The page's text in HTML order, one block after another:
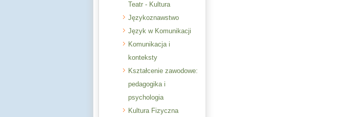
Teatr - Kultura
Językoznawstwo
Język w Komunikacji
Komunikacja i
konteksty
Kształcenie zawodowe:
pedagogika i
psychologia
Kultura Fizyczna